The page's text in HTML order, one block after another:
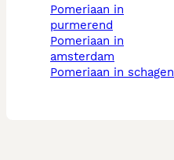
pomeriaan in
purmerend
pomeriaan in
amsterdam
pomeriaan in schagen